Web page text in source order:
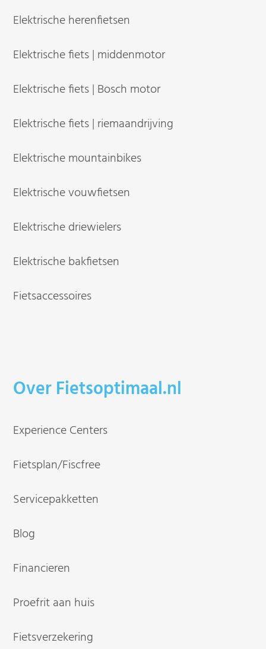
Elektrische herenfietsen
Elektrische fiets | middenmotor
Elektrische fiets | Bosch motor
Elektrische fiets | riemaandrijving
Elektrische mountainbikes
Elektrische vouwfietsen
Elektrische driewielers
Elektrische bakfietsen
Fietsaccessoires
Over Fietsoptimaal.nl
Experience Centers
Fietsplan/Fiscfree
Servicepakketten
Blog
Financieren
Proefrit aan huis
Fietsverzekering